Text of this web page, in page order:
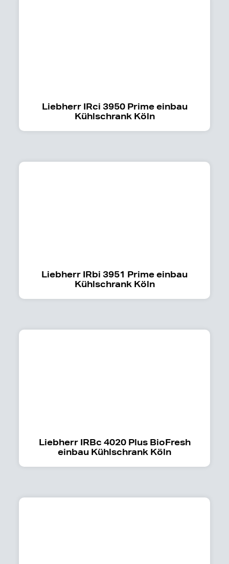
Liebherr IRci 3950 Prime einbau
Kühlschrank Köln
Liebherr IRbi 3951 Prime einbau
Kühlschrank Köln
Liebherr IRBc 4020 Plus BioFresh
einbau Kühlschrank Köln